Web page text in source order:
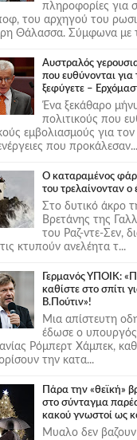
πληροφορίες για
του αρχηγού του
Θάλασσα. Σύμφωνα με
Αυστραλός
που ευθύνονται
ξεφύγετε –
Ένα ξεκάθαρο
πολιτικούς που
εμβολιασμούς για
που προκάλεσαν...
Ο καταραμένος
του τρελαίνονταν
Στο δυτικό άκρο
Βρετάνης της
του Ραζ-ντε-Σεν,
κτυπούν ανελέητα τ...
Γερμανός ΥΠΟΙΚ:
καθίστε στο σπίτι
Β.Πούτιν»!
Μια απίστευτη
έδωσε ο
Ρόμπερτ Χάμπεκ,
την κατα...
Πάρα την «θεϊκή»
στο σύνταγμα
κακού γνωστοί ως
Μυαλο δεν βαζουν